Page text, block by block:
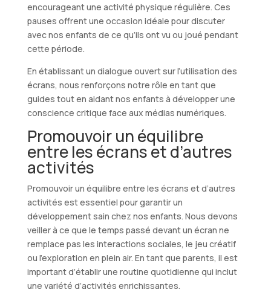
encourageant une activité physique régulière. Ces
pauses offrent une occasion idéale pour discuter
avec nos enfants de ce qu’ils ont vu ou joué pendant
cette période.
En établissant un dialogue ouvert sur l’utilisation des
écrans, nous renforçons notre rôle en tant que
guides tout en aidant nos enfants à développer une
conscience critique face aux médias numériques.
Promouvoir un équilibre
entre les écrans et d’autres
activités
Promouvoir un équilibre entre les écrans et d’autres
activités est essentiel pour garantir un
développement sain chez nos enfants. Nous devons
veiller à ce que le temps passé devant un écran ne
remplace pas les interactions sociales, le jeu créatif
ou l’exploration en plein air. En tant que parents, il est
important d’établir une routine quotidienne qui inclut
une variété d’activités enrichissantes.